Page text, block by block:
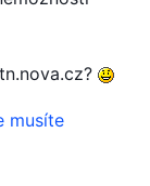
musíte